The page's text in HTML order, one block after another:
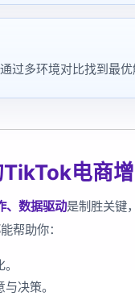
过多环境对比找到最优
电商
、数据驱动是制胜关键
帮助你：
决策。